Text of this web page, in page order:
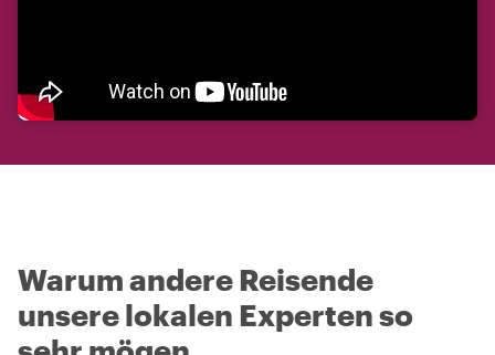
Warum andere Reisende
unsere lokalen Experten so